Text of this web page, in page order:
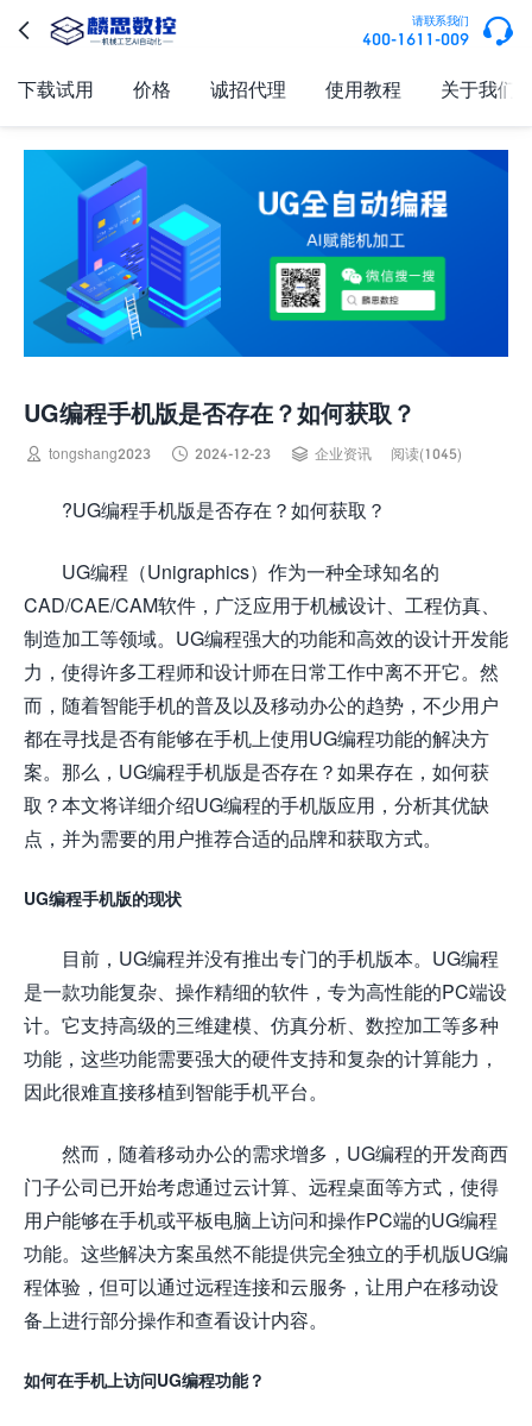
 请联系我们
400-1611-009 
下载试用 价格 诚招代理 使用教程 关于我们
UG编程手机版是否存在？如何获取？
 tongshang2023  2024-12-23  企业资讯 阅读(1045)
?UG编程手机版是否存在？如何获取？
UG编程（Unigraphics）作为一种全球知名的
CAD/CAE/CAM软件，广泛应用于机械设计、工程仿真、
制造加工等领域。UG编程强大的功能和高效的设计开发能
力，使得许多工程师和设计师在日常工作中离不开它。然
而，随着智能手机的普及以及移动办公的趋势，不少用户
都在寻找是否有能够在手机上使用UG编程功能的解决方
案。那么，UG编程手机版是否存在？如果存在，如何获
取？本文将详细介绍UG编程的手机版应用，分析其优缺
点，并为需要的用户推荐合适的品牌和获取方式。
UG编程手机版的现状
目前，UG编程并没有推出专门的手机版本。UG编程
是一款功能复杂、操作精细的软件，专为高性能的PC端设
计。它支持高级的三维建模、仿真分析、数控加工等多种
功能，这些功能需要强大的硬件支持和复杂的计算能力，
因此很难直接移植到智能手机平台。
然而，随着移动办公的需求增多，UG编程的开发商西
门子公司已开始考虑通过云计算、远程桌面等方式，使得
用户能够在手机或平板电脑上访问和操作PC端的UG编程
功能。这些解决方案虽然不能提供完全独立的手机版UG编
程体验，但可以通过远程连接和云服务，让用户在移动设
备上进行部分操作和查看设计内容。
如何在手机上访问UG编程功能？